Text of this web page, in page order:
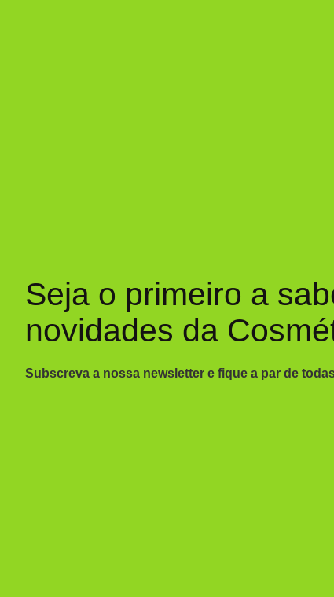
Seja o primeiro a
novidades da
Subscreva a nossa newsletter e fique a par de